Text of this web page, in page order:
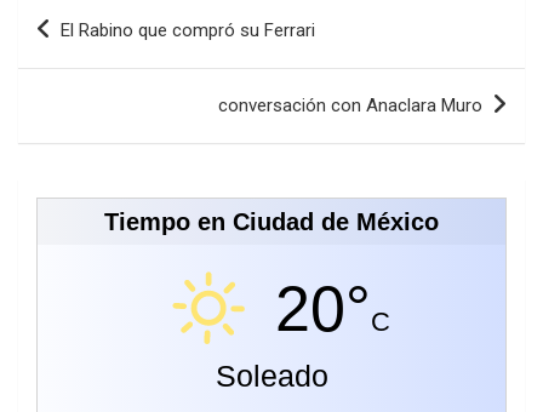
Navegación
El Rabino que compró su Ferrari
conversación con Anaclara Muro
Tiempo en Ciudad de México
20°C
Soleado